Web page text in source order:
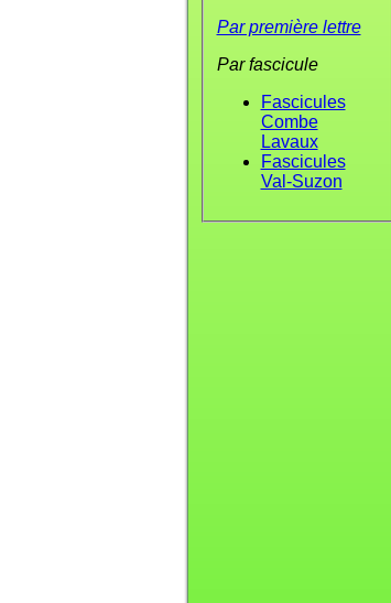
Par première lettre
Par fascicule
Fascicules
Combe
Lavaux
Fascicules
Val-Suzon